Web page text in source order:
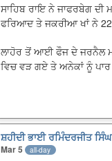
ਸਾਹਿਬ ਰਾਇ ਨੇ ਜਾਫਰਬੇਗ ਦੀ
ਫਰਿਆਦ ਤੇ ਜਕਰੀਆ ਖਾਂ ਨੇ
ਲਾਹੋਰ ਤੋਂ ਆਈ ਫੌਜ ਦੇ ਜਰਨੈਲ
ਵਿਚ ਵੜ ਗਏ ਤੇ ਅਨੇਕਾਂ ਨੂੰ ਪਾਰ
ਸ਼ਹੀਦੀ ਭਾਈ ਰਮਿੰਦਰਜੀਤ
Mar 5 all-day